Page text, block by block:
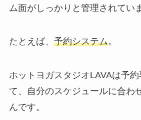
ム面がしっかりと管理されてい
たとえば、 予約システム。
ホットヨガスタジオLAVAは予
て、自分のスケジュールに合わ
んです。